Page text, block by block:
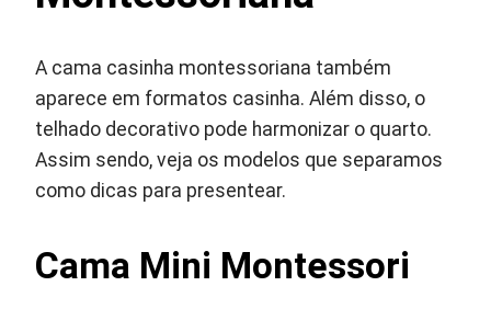
A cama casinha montessoriana também
aparece em formatos casinha. Além disso, o
telhado decorativo pode harmonizar o quarto.
Assim sendo, veja os modelos que separamos
como dicas para presentear.
Cama Mini Montessori